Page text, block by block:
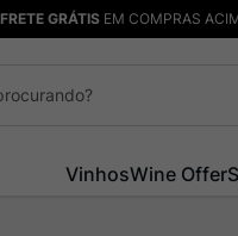
FRETE GRÁTISEM COMPRAS
VinhosWine Offer